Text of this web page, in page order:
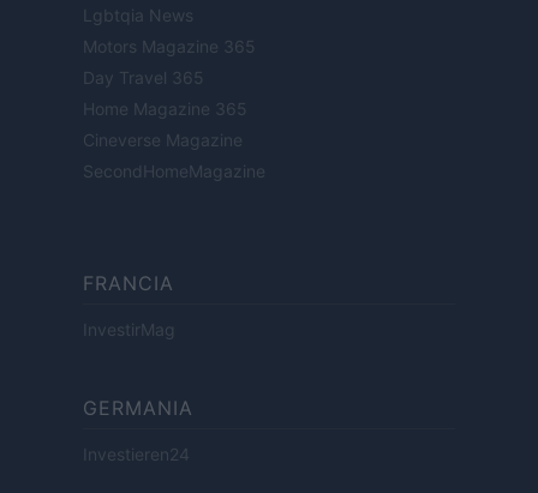
Lgbtqia News
Motors Magazine 365
Day Travel 365
Home Magazine 365
Cineverse Magazine
SecondHomeMagazine
FRANCIA
InvestirMag
GERMANIA
Investieren24